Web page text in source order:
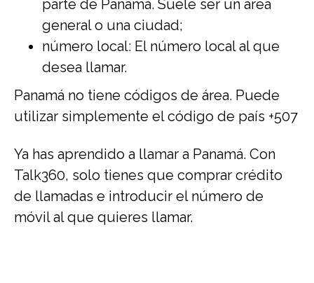
parte de Panamá. Suele ser un área
general o una ciudad;
número local: El número local al que
desea llamar.
Panamá no tiene códigos de área. Puede
utilizar simplemente el código de país +507
Ya has aprendido a llamar a Panamá. Con
Talk360, solo tienes que comprar crédito
de llamadas e introducir el número de
móvil al que quieres llamar.